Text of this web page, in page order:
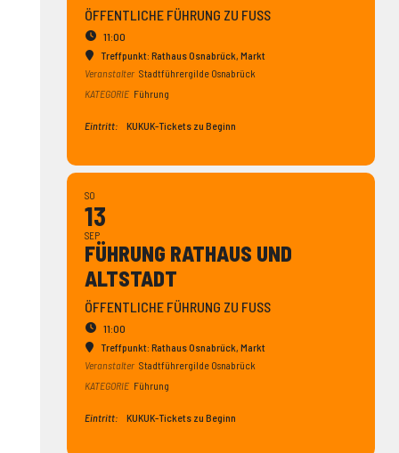
ÖFFENTLICHE FÜHRUNG ZU FUSS
11:00
Treffpunkt: Rathaus Osnabrück, Markt
Veranstalter Stadtführergilde Osnabrück
KATEGORIE Führung
Eintritt: KUKUK-Tickets zu Beginn
SO
13
SEP
FÜHRUNG RATHAUS UND
ALTSTADT
ÖFFENTLICHE FÜHRUNG ZU FUSS
11:00
Treffpunkt: Rathaus Osnabrück, Markt
Veranstalter Stadtführergilde Osnabrück
KATEGORIE Führung
Eintritt: KUKUK-Tickets zu Beginn